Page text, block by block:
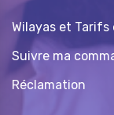
Wilayas et Tarifs
Suivre ma
Réclamation